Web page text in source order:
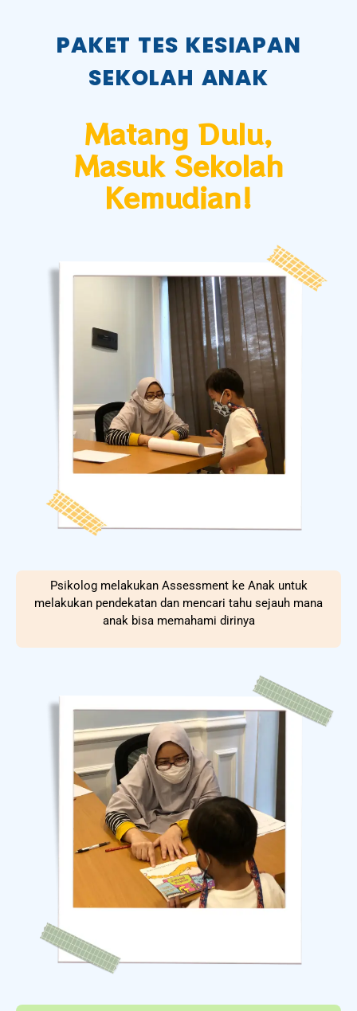
PAKET TES KESIAPAN
SEKOLAH ANAK
Matang Dulu,
Masuk Sekolah
Kemudian!
Psikolog melakukan Assessment ke Anak untuk
melakukan pendekatan dan mencari tahu sejauh mana
anak bisa memahami dirinya